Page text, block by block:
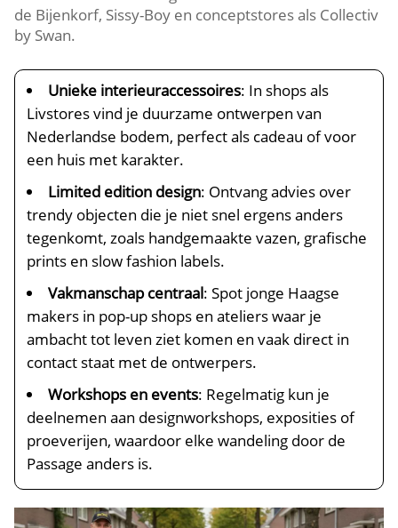
de Bijenkorf, Sissy-Boy en conceptstores als Collectiv
by Swan.​
Unieke interieuraccessoires: In shops als
Livstores vind je duurzame ontwerpen van
Nederlandse bodem, perfect als cadeau of voor
een huis met karakter.​
Limited edition design: Ontvang advies over
trendy objecten die je niet snel ergens anders
tegenkomt, zoals handgemaakte vazen, grafische
prints en slow fashion labels.​
Vakmanschap centraal: Spot jonge Haagse
makers in pop-up shops en ateliers waar je
ambacht tot leven ziet komen en vaak direct in
contact staat met de ontwerpers.​
Workshops en events: Regelmatig kun je
deelnemen aan designworkshops, exposities of
proeverijen, waardoor elke wandeling door de
Passage anders is.​